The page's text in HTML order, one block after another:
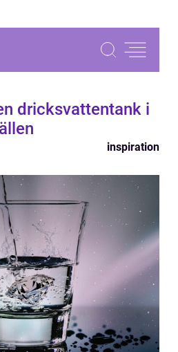
dricksvattentank i
inspiration